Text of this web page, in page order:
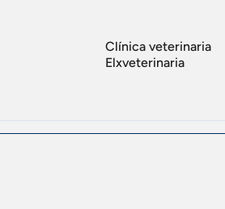
Clínica veterinaria
Elxveterinaria